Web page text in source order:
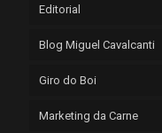
Editorial
Blog Miguel Cavalcanti
Giro do Boi
Marketing da Carne